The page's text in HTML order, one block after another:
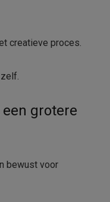
creatieve proces.
grotere
bewust voor